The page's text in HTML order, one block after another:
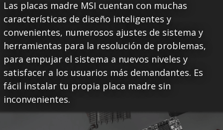
Las placas madre MSI cuentan con muchas
características de diseño inteligentes y
convenientes, numerosos ajustes de sistema y
herramientas para la resolución de problemas,
para empujar el sistema a nuevos niveles y
satisfacer a los usuarios más demandantes. Es
fácil instalar tu propia placa madre sin
inconvenientes.